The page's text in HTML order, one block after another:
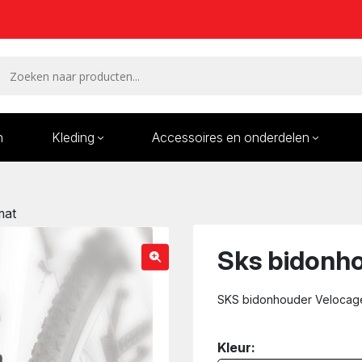
Kleding Accessoires en onderdelen
Sks
SKS bidonhouder
Kleur: